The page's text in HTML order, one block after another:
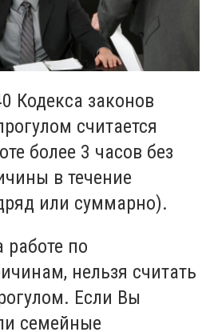
Кодекса законов
считается
более 3 часов без
в течение
или суммарно).
работе по
нельзя считать
Если Вы
семейные